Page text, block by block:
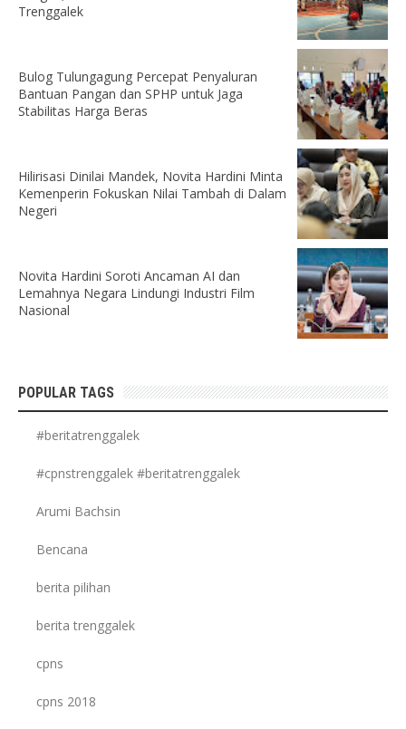
Trenggalek
Bulog Tulungagung Percepat Penyaluran
Bantuan Pangan dan SPHP untuk Jaga
Stabilitas Harga Beras
Hilirisasi Dinilai Mandek, Novita Hardini Minta
Kemenperin Fokuskan Nilai Tambah di Dalam
Negeri
Novita Hardini Soroti Ancaman AI dan
Lemahnya Negara Lindungi Industri Film
Nasional
POPULAR TAGS
#beritatrenggalek
#cpnstrenggalek #beritatrenggalek
Arumi Bachsin
Bencana
berita pilihan
berita trenggalek
cpns
cpns 2018